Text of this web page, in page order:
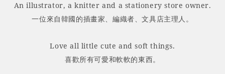
An illustrator, a knitter and a stationery store owner.
一位來自韓國的插畫家、編織者、文具店主理人。
Love all little cute and soft things.
喜歡所有可愛和軟軟的東西。